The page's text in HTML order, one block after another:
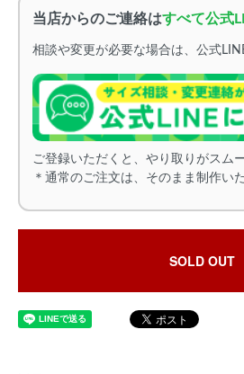
当店からのご連絡はすべて公式
相談や変更が必要な場合は、公式
ご登録いただくと、やり取りがスム
＊通常のご注文は、そのまま制作い
SOLD OUT